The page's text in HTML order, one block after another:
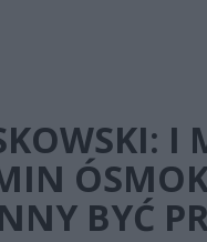
I
BYĆ